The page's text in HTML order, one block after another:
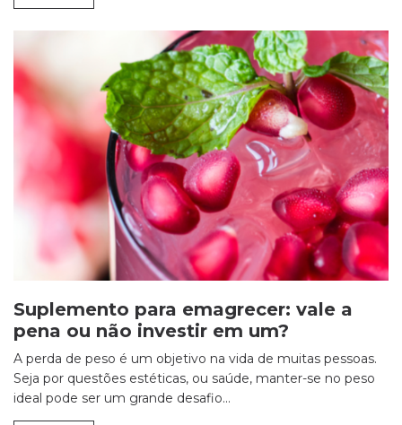
Suplemento para emagrecer: vale a
pena ou não investir em um?
A perda de peso é um objetivo na vida de muitas pessoas.
Seja por questões estéticas, ou saúde, manter-se no peso
ideal pode ser um grande desafio...